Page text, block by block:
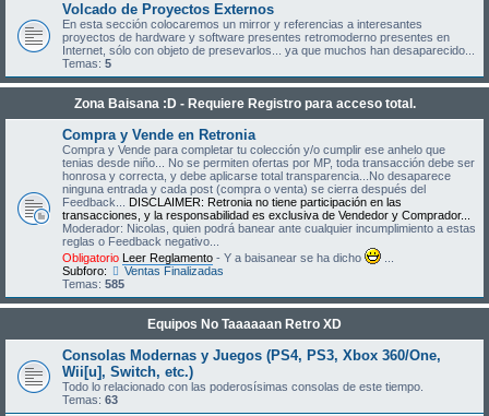
Volcado de Proyectos Externos
En esta sección colocaremos un mirror y referencias a interesantes
proyectos de hardware y software presentes retromoderno presentes en
Internet, sólo con objeto de presevarlos... ya que muchos han desaparecido...
Temas: 5
Zona Baisana :D - Requiere Registro para acceso total.
Compra y Vende en Retronia
Compra y Vende para completar tu colección y/o cumplir ese anhelo que
tenias desde niño... No se permiten ofertas por MP, toda transacción debe ser
honrosa y correcta, y debe aplicarse total transparencia...No desaparece
ninguna entrada y cada post (compra o venta) se cierra después del
Feedback... DISCLAIMER: Retronia no tiene participación en las
transacciones, y la responsabilidad es exclusiva de Vendedor y Comprador...
Moderador: Nicolas, quien podrá banear ante cualquier incumplimiento a estas
reglas o Feedback negativo...
Obligatorio Leer Reglamento - Y a baisanear se ha dicho
Subforo:
Ventas Finalizadas
Temas: 585
Equipos No Taaaaaan Retro XD
Consolas Modernas y Juegos (PS4, PS3, Xbox 360/One,
Wii[u], Switch, etc.)
Todo lo relacionado con las poderosísimas consolas de este tiempo.
Temas: 63